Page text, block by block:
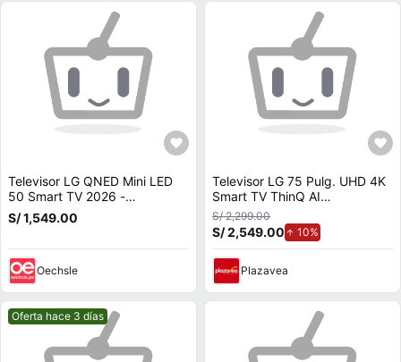
Televisor LG QNED Mini LED
50 Smart TV 2026 -
50QNED70BSA Con Soundbar
LG S20A
S/ 1,549.00
Oechsle
Televisor LG 75 Pulg. UHD 4K
Smart TV ThinQ AI
75UA8050PSA Modelo 2025
Negro
S/ 2,299.00
S/ 2,549.00 10%
Plazavea
Mejor precio.
Oferta hace 3 días